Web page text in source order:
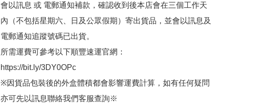
會以訊息 或 電郵通知補款，確認收到後本店會在三個工作天
內（不包括星期六、日及公眾假期）寄出貨品，並會以訊息及
電郵通知追蹤號碼已出貨。
所需運費可參考以下順豐速運官網：
https://bit.ly/3DY0OPc
※因貨品包裝後的外盒體積都會影響運費計算，如有任何疑問
亦可先以訊息聯絡我們客服查詢※